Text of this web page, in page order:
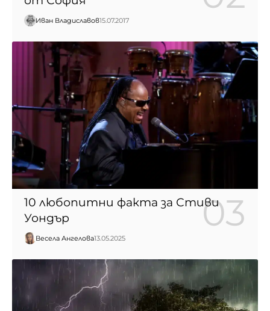
Иван Владиславов15.07.2017
10 любопитни факта за Стиви
Уондър
Весела Ангелова13.05.2025